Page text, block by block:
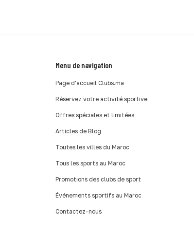
Menu de navigation
Page d'accueil Clubs.ma
Réservez votre activité sportive
Offres spéciales et limitées
Articles de Blog
Toutes les villes du Maroc
Tous les sports au Maroc
Promotions des clubs de sport
Événements sportifs au Maroc
Contactez-nous